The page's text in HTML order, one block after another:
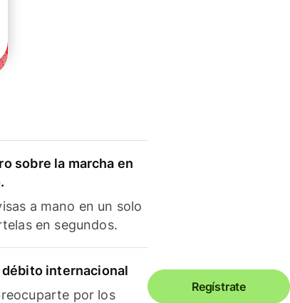
sobre la marcha en
a mano en un solo
en segundos.
débito internacional
por los
Regístrate